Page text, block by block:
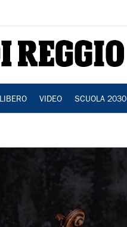
VIDEO SCUOLA 2030